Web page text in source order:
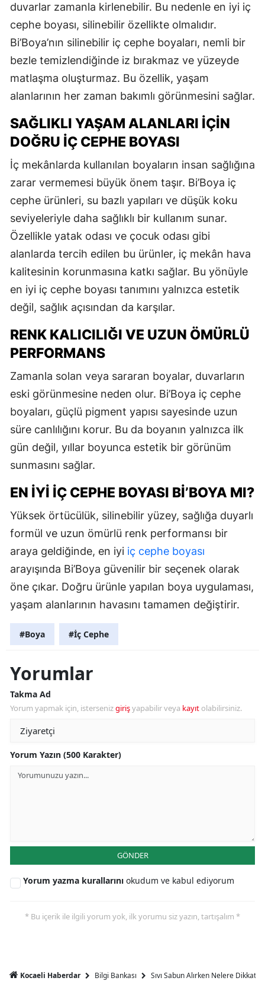
duvarlar zamanla kirlenebilir. Bu nedenle en iyi iç
cephe boyası, silinebilir özellikte olmalıdır.
Bi’Boya’nın silinebilir iç cephe boyaları, nemli bir
bezle temizlendiğinde iz bırakmaz ve yüzeyde
matlaşma oluşturmaz. Bu özellik, yaşam
alanlarının her zaman bakımlı görünmesini sağlar.
SAĞLIKLI YAŞAM ALANLARI İÇIN
DOĞRU İÇ CEPHE BOYASI
İç mekânlarda kullanılan boyaların insan sağlığına
zarar vermemesi büyük önem taşır. Bi’Boya iç
cephe ürünleri, su bazlı yapıları ve düşük koku
seviyeleriyle daha sağlıklı bir kullanım sunar.
Özellikle yatak odası ve çocuk odası gibi
alanlarda tercih edilen bu ürünler, iç mekân hava
kalitesinin korunmasına katkı sağlar. Bu yönüyle
en iyi iç cephe boyası tanımını yalnızca estetik
değil, sağlık açısından da karşılar.
RENK KALICILIĞI VE UZUN ÖMÜRLÜ
PERFORMANS
Zamanla solan veya sararan boyalar, duvarların
eski görünmesine neden olur. Bi’Boya iç cephe
boyaları, güçlü pigment yapısı sayesinde uzun
süre canlılığını korur. Bu da boyanın yalnızca ilk
gün değil, yıllar boyunca estetik bir görünüm
sunmasını sağlar.
EN İYI İÇ CEPHE BOYASI BI’BOYA MI?
Yüksek örtücülük, silinebilir yüzey, sağlığa duyarlı
formül ve uzun ömürlü renk performansı bir
araya geldiğinde, en iyi iç cephe boyası
arayışında Bi’Boya güvenilir bir seçenek olarak
öne çıkar. Doğru ürünle yapılan boya uygulaması,
yaşam alanlarının havasını tamamen değiştirir.
#Boya #İç Cephe
Yorumlar
Takma Ad
Yorum yapmak için, istersenizgirişyapabilir veya kayıt olabilirsiniz.
Yorum Yazın (500 Karakter)
GÖNDER
Yorum yazma kurallarını okudum ve kabul ediyorum
* Bu içerik ile ilgili yorum yok, ilk yorumu siz yazın, tartışalım *
Kocaeli Haberdar Bilgi Bankası Sıvı Sabun Alırken Nelere Dikkat